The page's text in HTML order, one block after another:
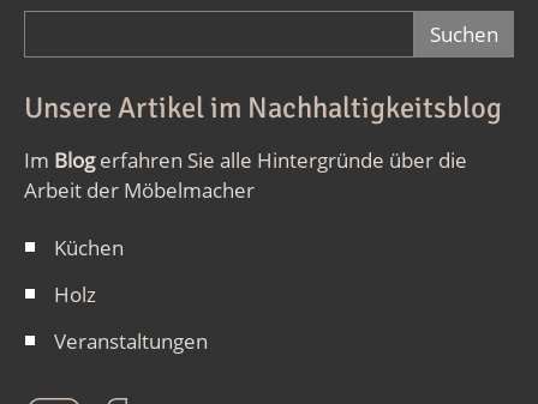
Unsere Artikel im Nachhaltigkeitsblog
Im Blogerfahren Sie alle Hintergründe über die
Arbeit der Möbelmacher
Küchen
Holz
Veranstaltungen